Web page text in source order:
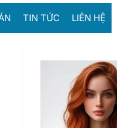
TIN TỨC LIÊN HỆ